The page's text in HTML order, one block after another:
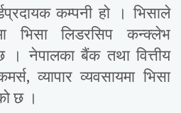
कम्पनी हो । भिसाले
भिसा लिडरसिप कन्क्लेभ
नेपालका बैंक तथा वित्तीय
व्यापार व्यवसायमा भिसा
छ ।